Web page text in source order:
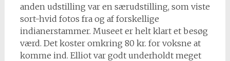
anden udstilling var en særudstilling, som viste
sort-hvid fotos fra og af forskellige
indianerstammer. Museet er helt klart et besøg
værd. Det koster omkring 80 kr. for voksne at
komme ind. Elliot var godt underholdt meget